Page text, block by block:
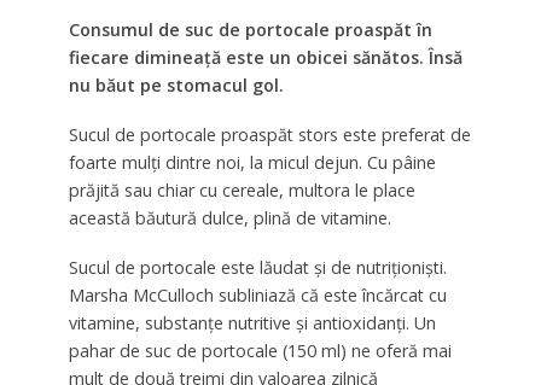
Consumul de suc de portocale proaspăt în
fiecare dimineață este un obicei sănătos. Însă
nu băut pe stomacul gol.
Sucul de portocale proaspăt stors este preferat de
foarte mulți dintre noi, la micul dejun. Cu pâine
prăjită sau chiar cu cereale, multora le place
această băutură dulce, plină de vitamine.
Sucul de portocale este lăudat și de nutriționiști.
Marsha McCulloch subliniază că este încărcat cu
vitamine, substanțe nutritive și antioxidanți. Un
pahar de suc de portocale (150 ml) ne oferă mai
mult de două treimi din valoarea zilnică